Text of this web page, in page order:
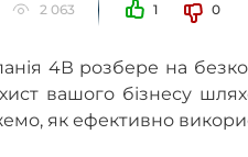
2 063 1 0
4В розбере на
вашого бізнесу
як ефективно